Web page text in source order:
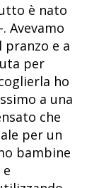
è nato
Avevamo
e a
per
ho
a una
che
per un
bambine